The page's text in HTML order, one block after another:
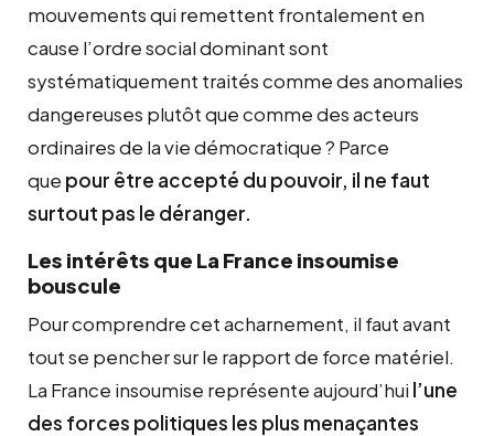
mouvements qui remettent frontalement en
cause l’ordre social dominant sont
systématiquement traités comme des anomalies
dangereuses plutôt que comme des acteurs
ordinaires de la vie démocratique ? Parce
que pour être accepté du pouvoir, il ne faut
surtout pas le déranger.
Les intérêts que La France insoumise
bouscule
Pour comprendre cet acharnement, il faut avant
tout se pencher sur le rapport de force matériel.
La France insoumise représente aujourd’hui l’une
des forces politiques les plus menaçantes